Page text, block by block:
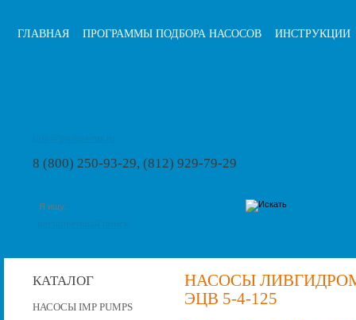
ГЛАВНАЯ ПРОГРАММЫ ПОДБОРА НАСОСОВ ИНСТРУКЦИИ
8 (800) 250-93-29, (812) 929-79-29
КАТАЛОГ
НАСОСЫ IMP PUMPS
НАСОСЫ
ЭЦВ 5-4-125